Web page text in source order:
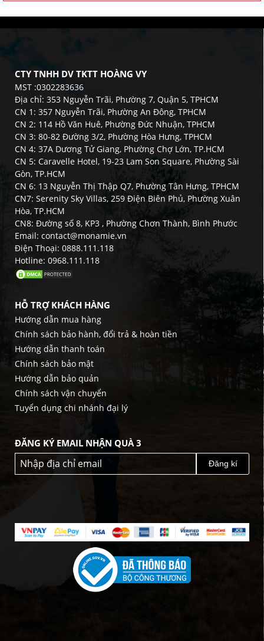
CTY TNHH DV TKTT HOÀNG VY
MST :0302283636
Địa chỉ: 353 Nguyễn Trãi, Phường 7, Quận 5, TPHCM
CN 1: 357 Nguyễn Trãi, Phường An Đông, TPHCM
CN 2: 114 Hồ Văn Huê, Phường Đức Nhuận, TPHCM
CN 3: 80-82 Đường 3/2, Phường Hòa Hưng, TPHCM
CN 4: 37A Dương Tử Giang, Phường Chợ Lớn, TP.HCM
CN 5: Caravelle Hotel, 19-23 Lam Son Square, Phường Sài
Gòn, TP.HCM
CN 6: 13 Nguyễn Thị Thập Q7, Phường Tân Hưng, TPHCM
CN7: Serenity Sky Villas, 259 Điện Biên Phủ, Phường Xuân
Hòa, TP.HCM
CN8: Đường số 8, KP3 , Phường Chơn Thành, Bình Phước
Email: contact@monamie.vn
Điện Thoại: 0888.111.118
Hotline: 0968.111.118
HỖ TRỢ KHÁCH HÀNG
Hướng dẫn mua hàng
Chính sách bảo hành, đổi trả & hoàn tiền
Hướng dẫn thanh toán
Chính sách bảo mật
Hướng dẫn bảo quản
Chính sách vận chuyển
Tuyển dụng chi nhánh đại lý
ĐĂNG KÝ EMAIL NHẬN QUÀ 3
Đăng kí